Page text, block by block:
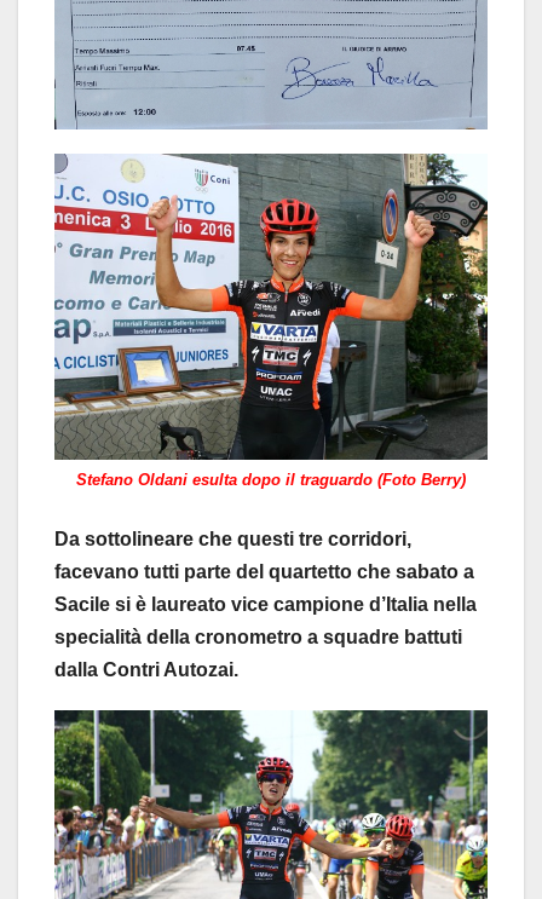
Stefano Oldani esulta dopo il traguardo (Foto Berry)
Da sottolineare che questi tre corridori,
facevano tutti parte del quartetto che sabato a
Sacile si è laureato vice campione d’Italia nella
specialità della cronometro a squadre battuti
dalla Contri Autozai.